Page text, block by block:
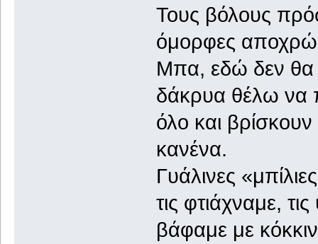
Τους βόλους
όμορφες
Μπα, εδώ δεν θα
δάκρυα θέλω να
όλο και
κανένα.
Γυάλινες
τις φτιάχναμε,
βάφαμε με